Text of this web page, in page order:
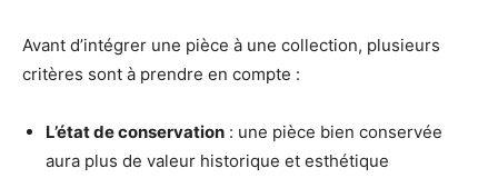
Avant d’intégrer une pièce à une collection, plusieurs
critères sont à prendre en compte :
L’état de conservation : une pièce bien conservée
aura plus de valeur historique et esthétique